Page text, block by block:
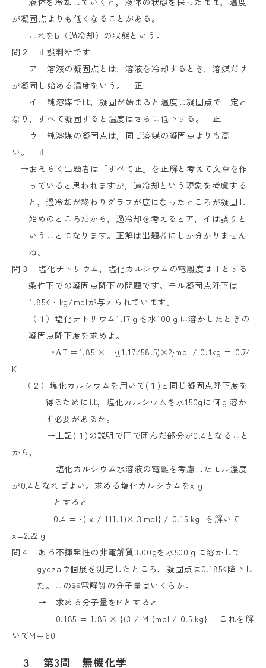
が凝固点よりも低くなることがある。
これを b （過冷却）の状態という。
問２ 正誤判断です
ア 溶液の凝固点とは，溶液を冷却するとき，溶媒だけ
が凝固し始める温度をいう。 正
イ 純溶媒では，凝固が始まると温度は凝固点で一定と
なり，すべて凝固すると温度はさらに低下する。 正
ウ 純溶媒の凝固点は，同じ溶媒の凝固点よりも高
い。 正
→おそらく出題者は「すべて正」を正解と考えて文章を作
っていると思われますが，過冷却という現象を考慮する
と，過冷却が終わりグラフが底になったところが凝固し
始めのところだから，過冷却を考えるとア，イは誤りと
いうことになります。正解は出題者にしか分かりません
ね。
問３ 塩化ナトリウム，塩化カルシウムの電離度は１とする
条件下での凝固点降下の問題です。モル凝固点降下は
1.85K ・ kg/molが与えられています。
（１）塩化ナトリウム1.17 ｇを水100 ｇに溶かしたときの
凝固点降下度を求めよ。
→ΔＴ＝1.85 × {(1.17/58.5) ×2}mol / 0.1kg = 0.74
K
（２）塩化カルシウムを用いて ( １ ) と同じ凝固点降下度を
得るためには，塩化カルシウムを水150g に何ｇ溶か
す必要があるか。
→上記( １ ) の説明で□で囲んだ部分が0.4 となること
から，
塩化カルシウム水溶液の電離を考慮したモル濃度
が0.4 となればよい。求める塩化カルシウムをx g
とすると
0.4 = {( x / 111.1)×３ mol} / 0.15 kg を解いて
x=2.22 g
問４ ある不揮発性の非電解質3.00gを水500 ｇに溶かして
gyoza ウ個展を測定したところ，凝固点は0.185K降下し
た。この非電解質の分子量はいくらか。
→ 求める分子量をM とすると
0.185 = 1.85 × {(3 / M )mol / 0.5 kg} これを解
いてM ＝ 60
３　第3問　無機化学